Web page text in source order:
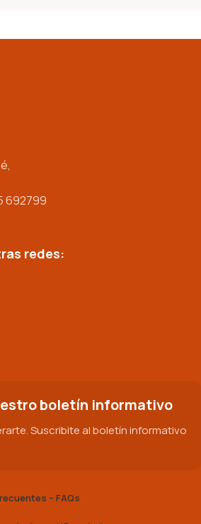
692799
redes:
boletín informativo
Suscribite al boletín informativo
– FAQs